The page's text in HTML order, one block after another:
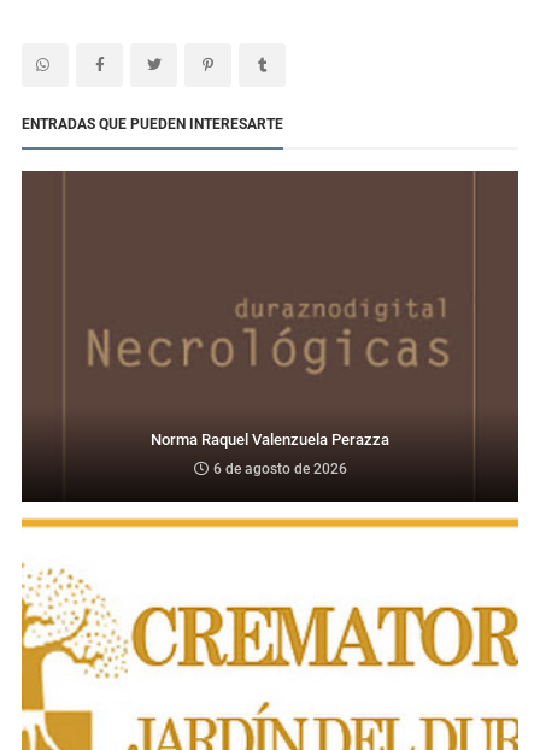
ENTRADAS QUE PUEDEN INTERESARTE
Norma Raquel Valenzuela Perazza
6 de agosto de 2026